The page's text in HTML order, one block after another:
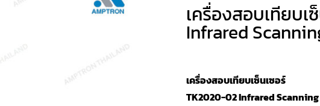
เครื่องสอบเทียบ
Infrared
เครื่องสอบเทียบเซ็นเซอร์
TK2020-02 Infrared Scanning